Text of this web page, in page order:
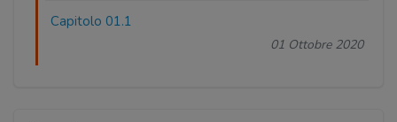
Capitolo 01.1
01 Ottobre 2020